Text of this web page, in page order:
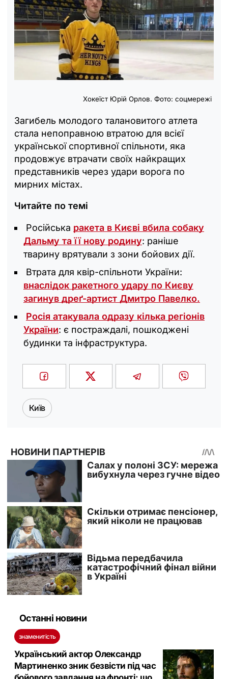
Хокеїст Юрій Орлов. Фото: соцмережі
Загибель молодого талановитого атлета
стала непоправною втратою для всієї
української спортивної спільноти, яка
продовжує втрачати своїх найкращих
представників через удари ворога по
мирних містах.
Читайте по темі
Російська ракета в Києві вбила собаку
Дальму та її нову родину: раніше
тварину врятували з зони бойових дії.
Втрата для квір-спільноти України:
внаслідок ракетного удару по Києву
загинув дреґ-артист Дмитро Павелко.
Росія атакувала одразу кілька регіонів
України: є постраждалі, пошкоджені
будинки та інфраструктура.
Київ
Останні новини
знаменитість
Український актор Олександр
Мартиненко зник безвісти під час